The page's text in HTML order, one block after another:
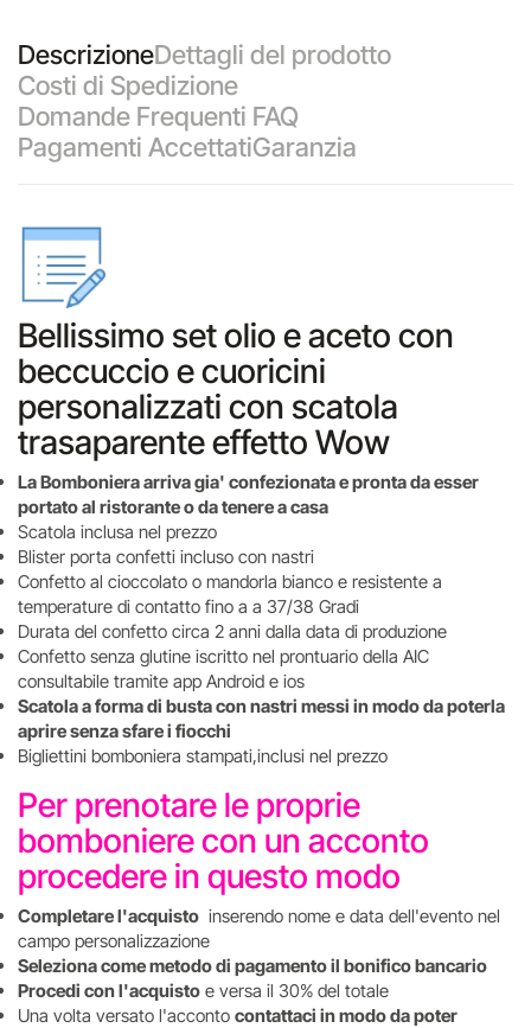
DescrizioneDettagli del prodotto
Costi di Spedizione
Domande Frequenti FAQ
Pagamenti AccettatiGaranzia
Bellissimo set olio e aceto con
beccuccio e cuoricini
personalizzati con scatola
trasaparente effetto Wow
La Bomboniera arriva gia' confezionata e pronta da esser
portato al ristorante o da tenere a casa
Scatola inclusa nel prezzo
Blister porta confetti incluso con nastri
Confetto al cioccolato o mandorla bianco e resistente a
temperature di contatto fino a a 37/38 Gradi
Durata del confetto circa 2 anni dalla data di produzione
Confetto senza glutine iscritto nel prontuario della AIC
consultabile tramite app Android e ios
Scatola a forma di busta con nastri messi in modo da poterla
aprire senza sfare i fiocchi
Bigliettini bomboniera stampati,inclusi nel prezzo
Per prenotare le proprie
bomboniere con un acconto
procedere in questo modo
Completare l'acquisto inserendo nome e data dell'evento nel
campo personalizzazione
Seleziona come metodo di pagamento il bonifico bancario
Procedi con l'acquisto e versa il 30% del totale
Una volta versato l'acconto contattaci in modo da poter